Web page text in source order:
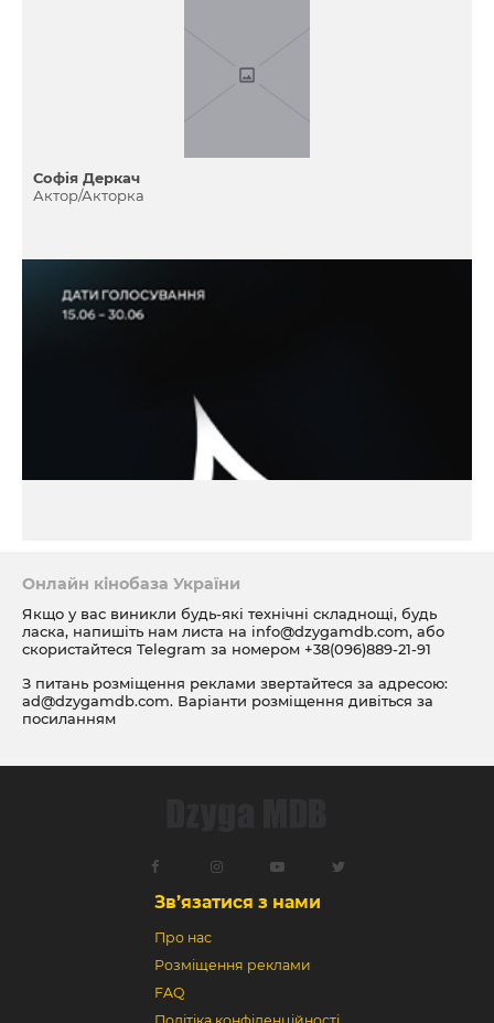
Софія Деркач
Актор/Акторка
Онлайн кінобаза України
Якщо у вас виникли будь-які технічні складнощі, будь
ласка, напишіть нам листа на info@dzygamdb.com, або
скористайтеся Telegram за номером +38(096)889-21-91
З питань розміщення реклами звертайтеся за адресою:
ad@dzygamdb.com. Варіанти розміщення дивіться за
посиланням
Зв’язатися з нами
Про нас
Розміщення реклами
FAQ